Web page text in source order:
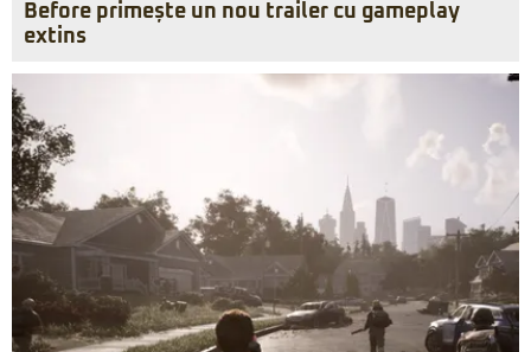
Before primește un nou trailer cu gameplay
extins